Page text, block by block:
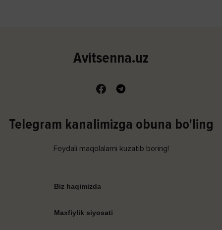
Avitsenna.uz
Telegram kanalimizga obuna bo'ling
Foydali maqolalarni kuzatib boring!
Biz haqimizda
Maxfiylik siyosati